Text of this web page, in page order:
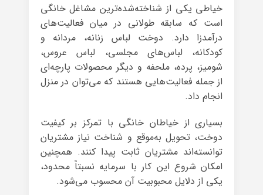
خیاطی یکی از شناخته‌شده‌ترین مشاغل خانگی
است که سابقه طولانی در میان فعالیت‌های
درآمدزا دارد. دوخت لباس زنانه، مردانه و
کودکانه، لباس‌های مجلسی، لباس عروس،
شومیز، پرده، ملحفه و دیگر محصولات پارچه‌ای
از جمله فعالیت‌هایی هستند که می‌توان در منزل
انجام داد.
بسیاری از خیاطان خانگی با تمرکز بر کیفیت
دوخت، تحویل به‌موقع و شناخت نیاز مشتریان
توانسته‌اند مشتریان ثابت پیدا کنند. همچنین
امکان شروع این کار با سرمایه نسبتاً محدود،
یکی از دلایل محبوبیت آن محسوب می‌شود.